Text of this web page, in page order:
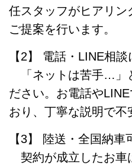
任スタッフがヒアリン
ご提案を行います。
【2】 電話・LINE相
「ネットは苦手…」
ださい。お電話や
おり、丁寧な説明で不
【3】 陸送・全国納車
契約が成立したお車